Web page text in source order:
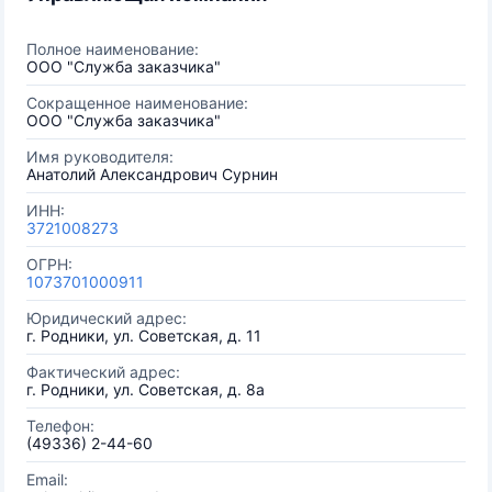
Полное наименование:
ООО "Служба заказчика"
Сокращенное наименование:
ООО "Служба заказчика"
Имя руководителя:
Анатолий Александрович Сурнин
ИНН:
3721008273
ОГРН:
1073701000911
Юридический адрес:
г. Родники, ул. Советская, д. 11
Фактический адрес:
г. Родники, ул. Советская, д. 8а
Телефон:
(49336) 2-44-60
Email: